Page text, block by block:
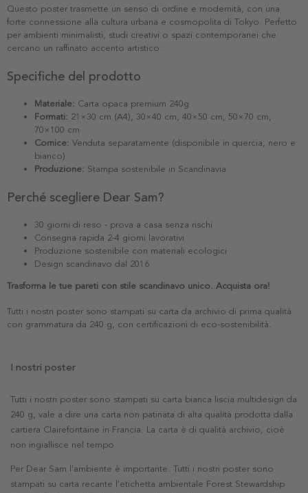
Questo poster trasmette un senso di ordine e modernità, con una
forte connessione alla cultura urbana e cosmopolita di Tokyo. Perfetto
per ambienti minimalisti, studi creativi o spazi contemporanei che
cercano un raffinato accento artistico.
Specifiche del prodotto
Materiale: Carta opaca premium 240g
Formati: 21×30 cm (A4), 30×40 cm, 40×50 cm, 50×70 cm,
70×100 cm
Cornice: Venduta separatamente (disponibile in quercia, nero e
bianco)
Produzione: Stampa sostenibile in Scandinavia
Perché scegliere Dear Sam?
30 giorni di reso - prova a casa senza rischi
Consegna rapida 2-4 giorni lavorativi
Produzione sostenibile con materiali ecologici
Design scandinavo dal 2016
Trasforma le tue pareti con stile scandinavo unico. Acquista ora!
Tutti i nostri poster sono stampati su carta da archivio di prima qualità
con grammatura da 240 g, con certificazioni di eco-sostenibilità.
I nostri poster
Tutti i nostri poster sono stampati su carta bianca liscia multidesign da
240 g, vale a dire una carta non patinata di alta qualità prodotta dalla
cartiera Clairefontaine in Francia. La carta è di qualità archivio, cioè
non ingiallisce nel tempo.
Per Dear Sam l'ambiente è importante. Tutti i nostri poster sono
stampati su carta recante l'etichetta ambientale Forest Stewardship